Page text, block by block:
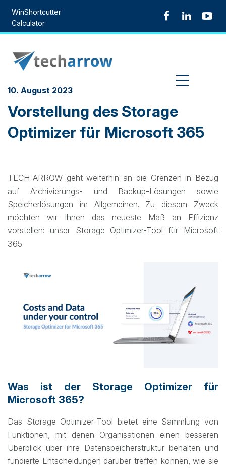
content
WinShortcutter
Calculator
10. August 2023
Vorstellung des Storage
Optimizer für Microsoft 365
TECH-ARROW geht weiterhin an die Grenzen in Bezug
auf Archivierungs- und Backup-Lösungen sowie
Speicherlösungen im Allgemeinen. Zu diesem Zweck
möchten wir Ihnen das neueste Maß an Effizienz
vorstellen: unser Storage Optimizer-Tool für Microsoft
365.
Was ist der Storage Optimizer für
Microsoft 365?
Das Storage Optimizer-Tool bietet eine Sammlung von
Funktionen, mit denen Organisationen einen besseren
Überblick über ihre Datenspeicherstruktur behalten und
fundierte Entscheidungen darüber treffen können, wie sie